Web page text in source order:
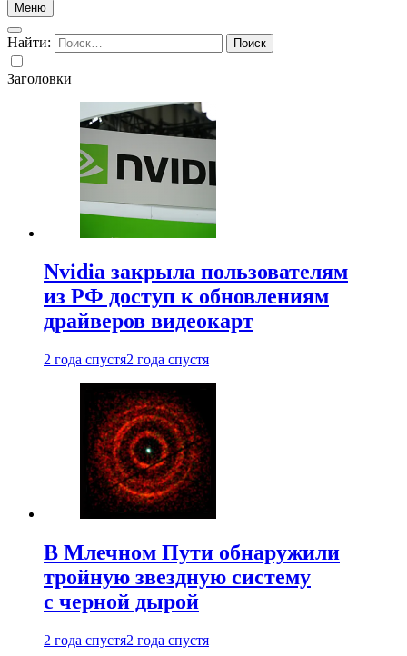
Меню
Найти:
Заголовки
Nvidia закрыла пользователям
из РФ доступ к обновлениям
драйверов видеокарт
2 года спустя2 года спустя
В Млечном Пути обнаружили
тройную звездную систему
с черной дырой
2 года спустя2 года спустя